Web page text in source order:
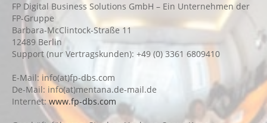
FP Digital Business Solutions GmbH – Ein Unternehmen der
FP-Gruppe
Barbara-McClintock-Straße 11
12489 Berlin
Support (nur Vertragskunden): +49 (0) 3361 6809410
E-Mail: info(at)fp-dbs.com
De-Mail: info(at)mentana.de-mail.de
Internet:www.fp-dbs.com